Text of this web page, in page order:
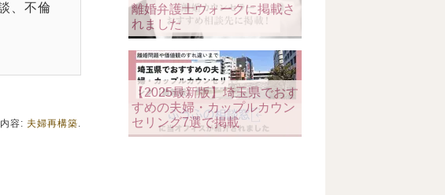
、不倫
容: 夫婦再構築.
離婚弁護士ウォークに掲載さ
れました
【2025最新版】埼玉県でおす
すめの夫婦・カップルカウン
セリング7選で掲載